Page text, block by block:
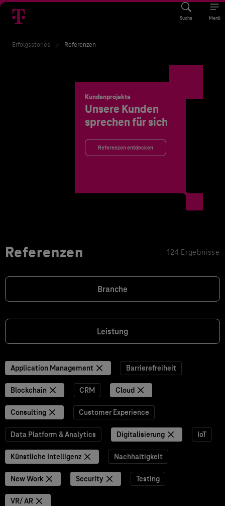
Suche Menü
Erfolgsstories Referenzen
Kundenprojekte
Unsere Kunden
sprechen für sich
Referenzen entdecken
Referenzen 124 Ergebnisse
Branche
Leistung
Application Management Barrierefreiheit
Blockchain CRM Cloud
Consulting Customer Experience
Data Platform & Analytics Digitalisierung IoT
Künstliche Intelligenz Nachhaltigkeit
New Work Security Testing
VR/ AR